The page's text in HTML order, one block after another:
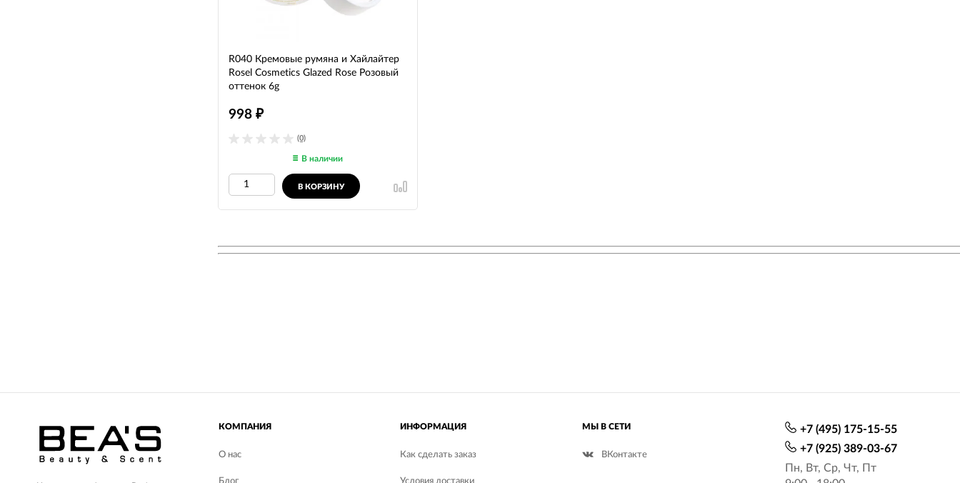
R040 Кремовые румяна и Хайлайтер
Rosel Cosmetics Glazed Rose Розовый
оттенок 6g
(0)
998 ₽
В наличии
В КОРЗИНУ
КОМПАНИЯ
О нас
ИНФОРМАЦИЯ
Как сделать заказ
МЫ В СЕТИ
ВКонтакте
+7 (495) 175-15-55
+7 (925) 389-03-67
Пн, Вт, Ср, Чт, Пт